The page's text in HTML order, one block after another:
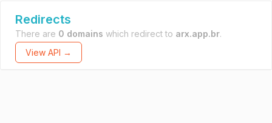
Redirects
There are 0 domains which redirect to arx.app.br.
View API →